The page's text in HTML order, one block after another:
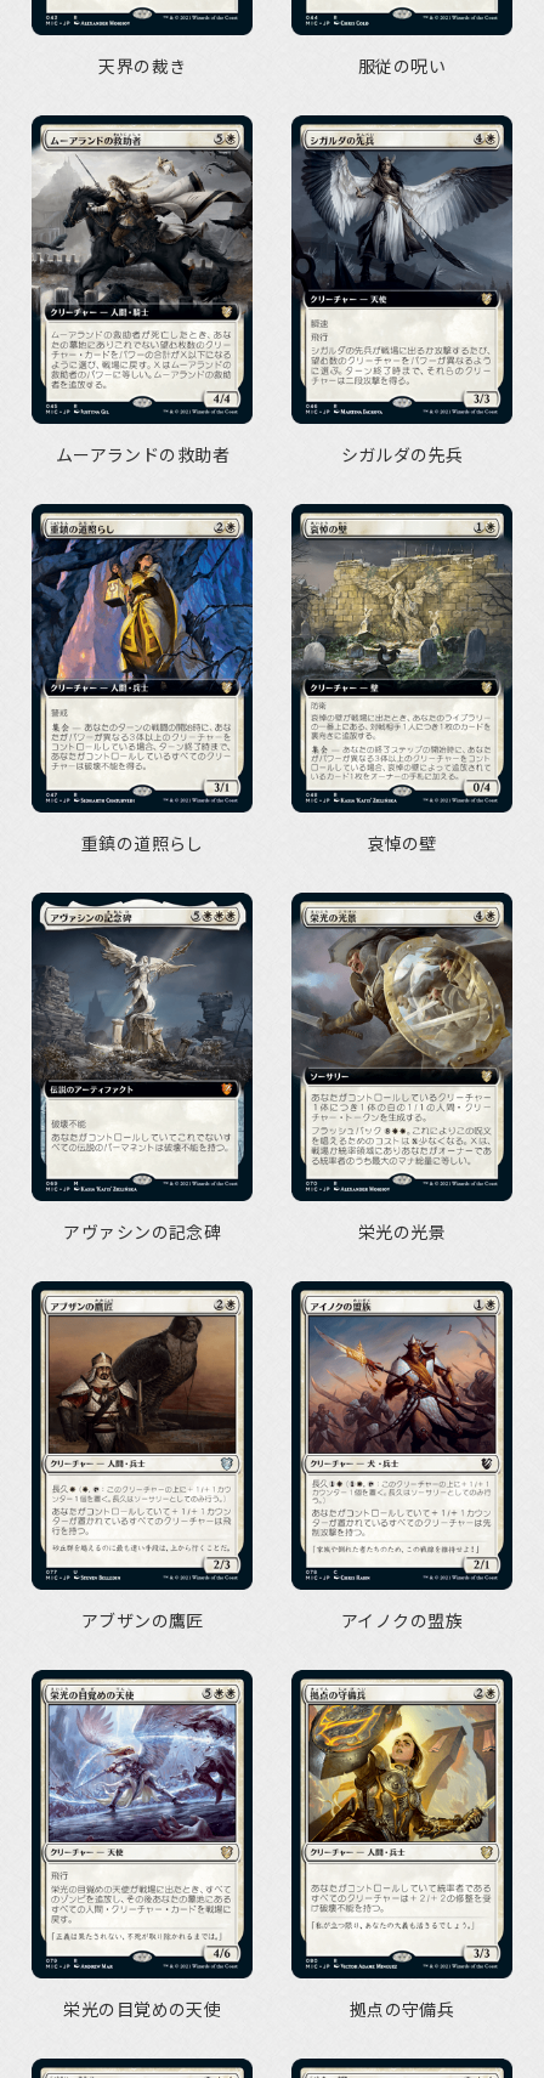
天界の裁き 服従の呪い
ムーアランドの救助者 シガルダの先兵
重鎮の道照らし 哀悼の壁
アヴァシンの記念碑 栄光の光景
アブザンの鷹匠 アイノクの盟族
栄光の目覚めの天使 拠点の守備兵